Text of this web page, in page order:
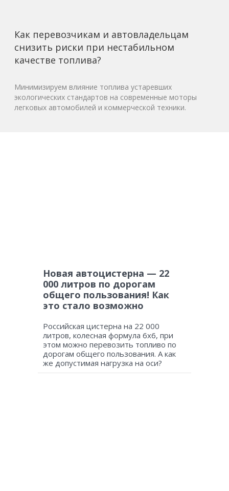
Как перевозчикам и автовладельцам
снизить риски при нестабильном
качестве топлива?
Минимизируем влияние топлива устаревших
экологических стандартов на современные моторы
легковых автомобилей и коммерческой техники.
Новая автоцистерна — 22
000 литров по дорогам
общего пользования! Как
это стало возможно
Российская цистерна на 22 000
литров, колесная формула 6х6, при
этом можно перевозить топливо по
дорогам общего пользования. А как
же допустимая нагрузка на оси?